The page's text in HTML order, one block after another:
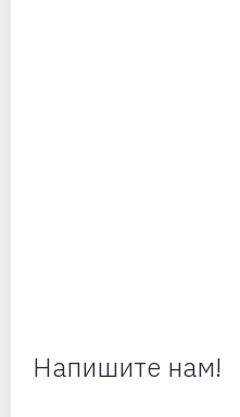
Напишите нам!